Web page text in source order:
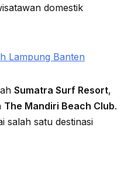
domestik
Lampung Banten
Sumatra Surf Resort,
The Mandiri Beach Club.
salah satu destinasi